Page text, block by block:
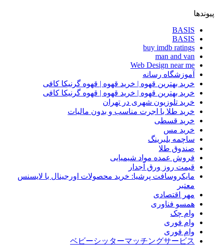
پیوندها
BASIS
BASIS
buy imdb ratings
man and van
Web Design near me
آموزشگاه رسانه
خرید بهترین قهوه | خرید قهوه | قهوه گرنیکا کافی
خرید بهترین قهوه | خرید قهوه | قهوه گرنیکا کافی
خرید تلوزیون شهری در تهران
خرید طلا با اجرت مناسب و بدون مالیات
خرید قسطی
خرید مس
ساچمه بلبرینگ
صندوق طلا
فروش عمده مواد شیمیایی
قیمت روز ورق آجدار
مایکروسافت پرشیا: خرید محصولات اورجینال با لایسنس
معتبر
مهر اقتصادی
همسو فناوری
وام چک
وام فوری
وام فوری
ベビーシッターマッチングサービス